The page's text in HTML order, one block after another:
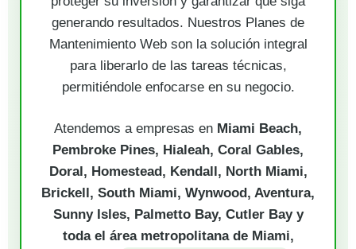
generando resultados. Nuestros Planes de
Mantenimiento Web son la solución integral
para liberarlo de las tareas técnicas,
permitiéndole enfocarse en su negocio.
Atendemos a empresas en Miami Beach,
Pembroke Pines, Hialeah, Coral Gables,
Doral, Homestead, Kendall, North Miami,
Brickell, South Miami, Wynwood, Aventura,
Sunny Isles, Palmetto Bay, Cutler Bay y
toda el área metropolitana de Miami,